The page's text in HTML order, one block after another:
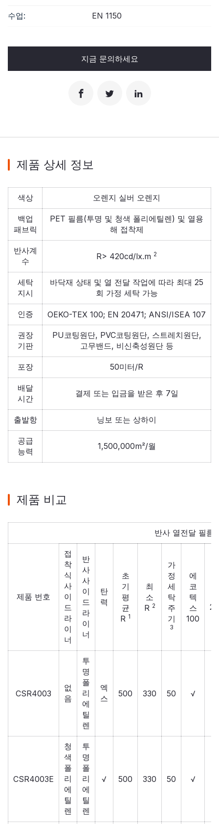
수업: EN 1150
지금 문의하세요
제품 상세 정보
색상 오렌지 실버 오렌지
백업
패브릭
PET 필름(투명 및 청색 폴리에틸렌) 및 열용
해 접착제
반사계
수
R> 420cd/lx.m 2
세탁
지시
바닥재 상태 및 열 전달 작업에 따라 최대 25
회 가정 세탁 가능
인증 OEKO-TEX 100; EN 20471; ANSI/ISEA 107
권장
기판
PU코팅원단, PVC코팅원단, 스트레치원단,
고무밴드, 비신축성원단 등
포장 50미터/R
배달
시간
결제 또는 입금을 받은 후 7일
출발항 닝보 또는 상하이
공급
능력
1,500,000m²/월
제품 비교
반사 열전달 필름
제품 번호
접
착
식
사
이
드
라
이
너
반
사
사
이
드
라
이
너
탄
력
초
기
평
균
R 1
최
소
R 2
가
정
세
탁
주
기
3
에
코
텍
스
100
CSR4003
없
음
투
명
폴
리
에
틸
렌
엑
스
500 330 50 √
CSR4003E
청
색
폴
리
에
틸
렌
투
명
폴
리
에
틸
렌
√ 500 330 50 √